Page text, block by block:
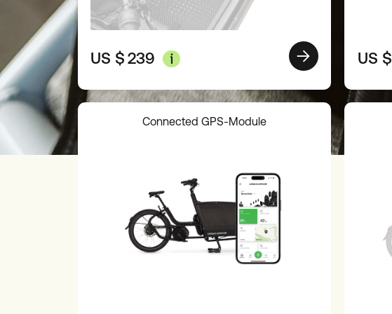
US $239 US $
Connected GPS-Module